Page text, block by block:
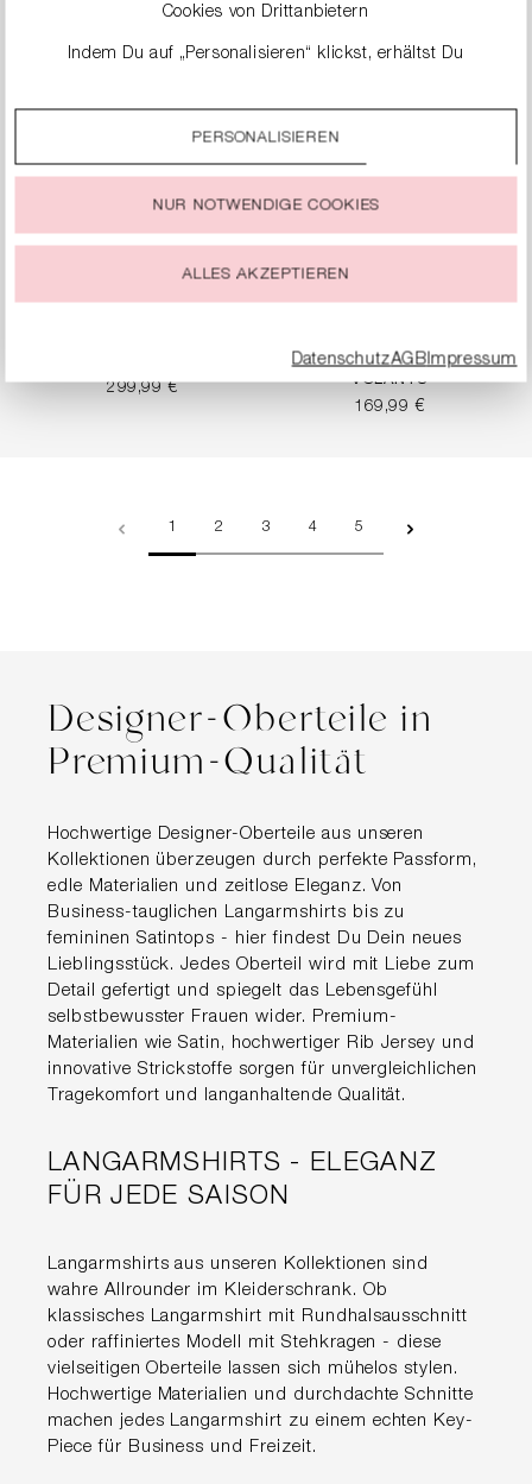
299,99 €
ZEBRA-TOP MIT
VOLANTS
169,99 €
Seite
1 Seite
2 Seite
3 Seite
4 Seite
5
Designer-Oberteile in
Premium-Qualität
Hochwertige Designer-Oberteile aus unseren
Kollektionen überzeugen durch perfekte Passform,
edle Materialien und zeitlose Eleganz. Von
Business-tauglichen Langarmshirts bis zu
femininen Satintops - hier findest Du Dein neues
Lieblingsstück. Jedes Oberteil wird mit Liebe zum
Detail gefertigt und spiegelt das Lebensgefühl
selbstbewusster Frauen wider. Premium-
Materialien wie Satin, hochwertiger Rib Jersey und
innovative Strickstoffe sorgen für unvergleichlichen
Tragekomfort und langanhaltende Qualität.
LANGARMSHIRTS - ELEGANZ
FÜR JEDE SAISON
Langarmshirts aus unseren Kollektionen sind
wahre Allrounder im Kleiderschrank. Ob
klassisches Langarmshirt mit Rundhalsausschnitt
oder raffiniertes Modell mit Stehkragen - diese
vielseitigen Oberteile lassen sich mühelos stylen.
Hochwertige Materialien und durchdachte Schnitte
machen jedes Langarmshirt zu einem echten Key-
Piece für Business und Freizeit.
Cookies von Drittanbietern
Indem Du auf „Personalisieren“ klickst, erhältst Du
Durch einen Klick auf das Auswahlfeld „Alle akzeptieren“
stimmst Du der Verwendung aller Cookies zu, die unter
jeder Zeit ändern oder widerrufen.
PERSONALISIEREN
NUR NOTWENDIGE COOKIES
ALLES AKZEPTIEREN
DatenschutzAGBImpressum